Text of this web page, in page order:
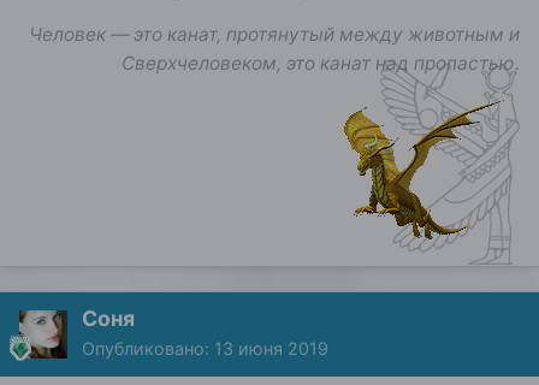
Человек — это канат, протянутый между животным и
Сверхчеловеком, это канат над пропастью.
Соня
Опубликовано: 13 июня 2019